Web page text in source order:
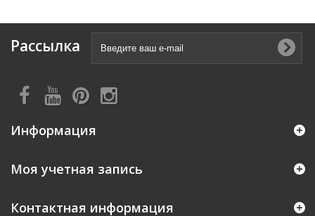
Рассылка
Информация
Моя учетная запись
Контактная информация